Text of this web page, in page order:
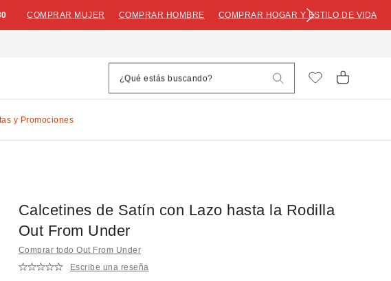
COMPRAR MUJER COMPRAR HOMBRE COMPRAR HOGAR Y ESTILO DE VIDA
y Promociones
Calcetines de Satín con Lazo hasta la Rodilla
Out From Under
Comprar todo Out From Under
Escribe una reseña